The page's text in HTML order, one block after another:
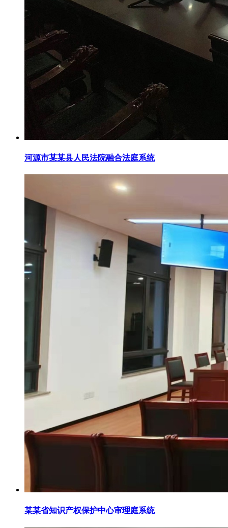
河源市某某县人民法院融合法庭系统
某某省知识产权保护中心审理庭系统